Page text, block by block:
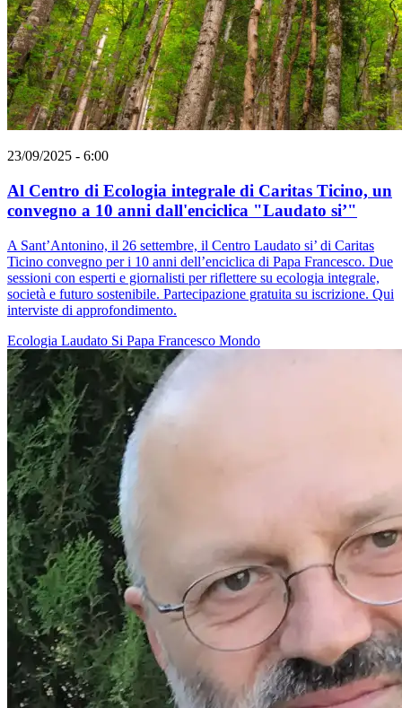
23/09/2025 - 6:00
Al Centro di Ecologia integrale di Caritas Ticino, un
convegno a 10 anni dall'enciclica "Laudato si’"
A Sant’Antonino, il 26 settembre, il Centro Laudato si’ di Caritas
Ticino convegno per i 10 anni dell’enciclica di Papa Francesco. Due
sessioni con esperti e giornalisti per riflettere su ecologia integrale,
società e futuro sostenibile. Partecipazione gratuita su iscrizione. Qui
interviste di approfondimento.
Ecologia Laudato Si Papa Francesco Mondo